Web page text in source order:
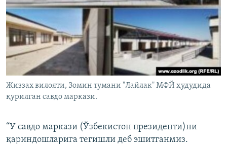
Жиззах вилояти, Зомин тумани "Лайлак" МФЙ ҳудудида
қурилган савдо маркази.
“У савдо маркази (Ўзбекистон президенти)ни
қариндошларига тегишли деб эшитганмиз.